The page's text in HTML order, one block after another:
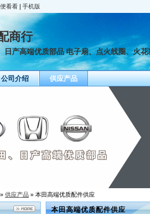
看看 手机版
商行
日产高端优质部品 电子扇、点火线圈、火
公司介绍 供应产品
» 供应产品 » 本田高端优质配件供应
本田高端优质配件供应